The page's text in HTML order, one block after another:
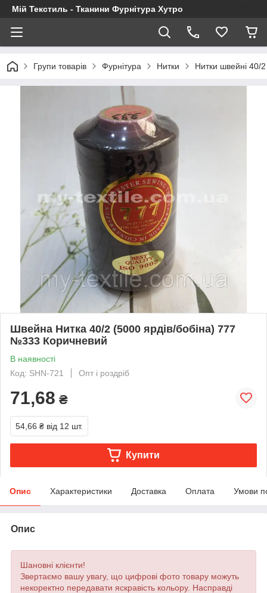
Мій Текстиль - Тканини Фурнітура Хутро
Групи товарів Фурнітура Нитки Нитки швейні 40/
Швейна Нитка 40/2 (5000 ярдів/бобіна) 777
№333 Коричневий
В наявності
Код: SHN-721
Опт і роздріб
71,68 ₴
54,66 ₴ від 12 шт.
Купити
Опис Характеристики Доставка Оплата Умови
Опис
Шановні клієнти!
Звертаємо вашу увагу, що цифрові фото товару можуть
некоректно передавати яскравість кольору. Насправді